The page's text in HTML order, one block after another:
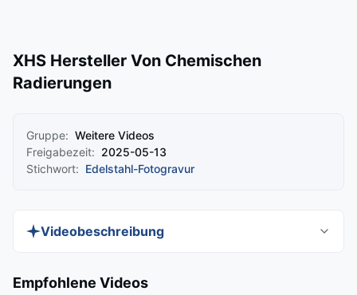
XHS Hersteller Von Chemischen
Radierungen
Gruppe: Weitere Videos
Freigabezeit: 2025-05-13
Stichwort: Edelstahl-Fotogravur
Videobeschreibung
Discover XHS Chemical Etching Manufacturer's
Empfohlene Videos